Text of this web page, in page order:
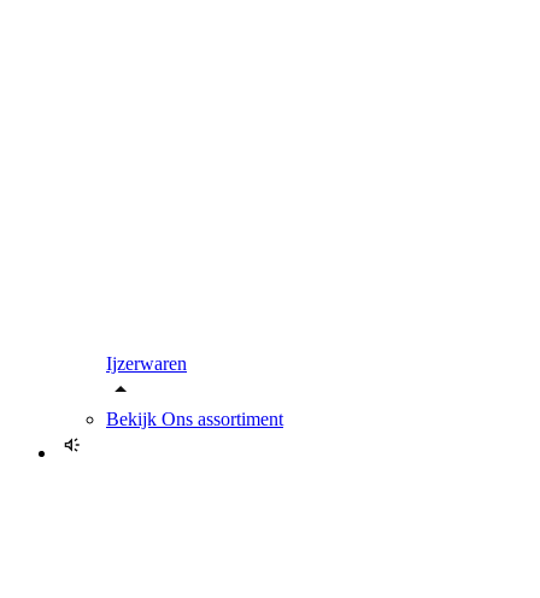
Ijzerwaren
Bekijk Ons assortiment